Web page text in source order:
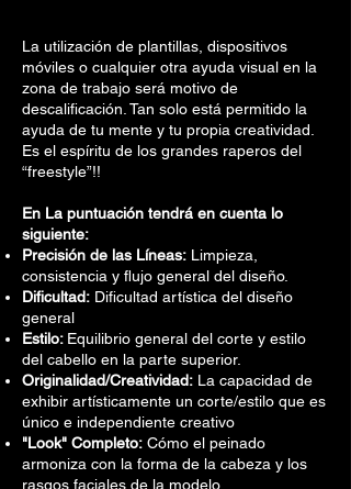
La utilización de plantillas, dispositivos
móviles o cualquier otra ayuda visual en la
zona de trabajo será motivo de
descalificación. Tan solo está permitido la
ayuda de tu mente y tu propia creatividad.
Es el espíritu de los grandes raperos del
“freestyle”!!
En La puntuación tendrá en cuenta lo
siguiente:
Precisión de las Líneas: Limpieza,
consistencia y flujo general del diseño.
Dificultad: Dificultad artística del diseño
general
Estilo: Equilibrio general del corte y estilo
del cabello en la parte superior.
Originalidad/Creatividad: La capacidad de
exhibir artísticamente un corte/estilo que es
único e independiente creativo
"Look" Completo: Cómo el peinado
armoniza con la forma de la cabeza y los
rasgos faciales de la modelo